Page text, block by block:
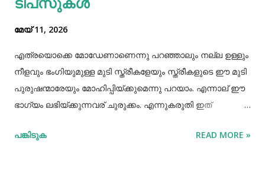
മേയ് 11, 2026
എത്രയൊക്കെ മോഡേണാണെന്നു പറഞ്ഞാലും നല്ല ഉള്ളും
നീളവും ഭംഗിയുമുള്ള മുടി സ്ത്രീകളേയും സ്ത്രീകളുടെ ഈ മുടി
പുരുഷന്മാരേയും മോഹിപ്പിയ്ക്കുമെന്നു പറയാം. എന്നാല് ഈ
ഭാഗ്യം ലഭിയ്ക്കുന്നവര് ചുരുക്കം. എന്നുകരുതി ഇത്
സഹായിക്കുന്ന ചില വഴികളെക്കുറിച്ചറിയൂ,മുടി വളര്‍ച്ചയ്ക്ക്
പങ്കിടുക READ MORE »